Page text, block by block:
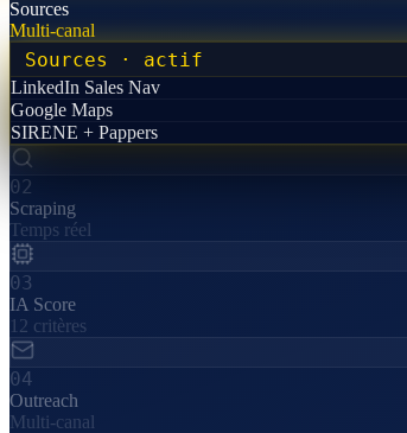
Sources
Multi-canal
Sources · actif
LinkedIn Sales Nav
Google Maps
SIRENE + Pappers
02
Scraping
Temps réel
03
IA Score
12 critères
04
Outreach
Multi-canal